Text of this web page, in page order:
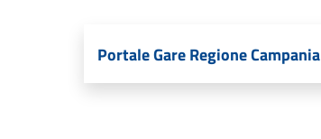
Portale Gare Regione Campania